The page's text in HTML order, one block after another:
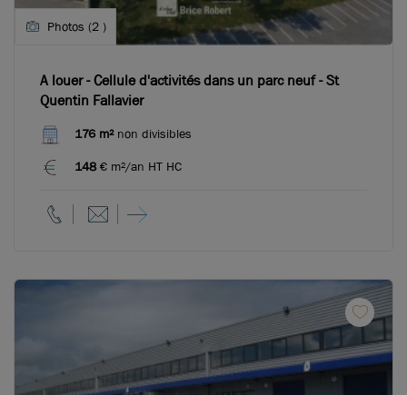
Photos (2 )
A louer - Cellule d'activités dans un parc neuf - St
Quentin Fallavier
176 m²non divisibles
148€ m²/an HT HC